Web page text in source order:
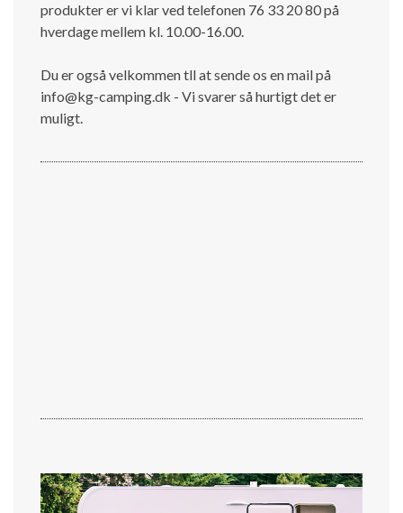
produkter er vi klar ved telefonen 76 33 20 80 på
hverdage mellem kl. 10.00-16.00.
Du er også velkommen tll at sende os en mail på
info@kg-camping.dk - Vi svarer så hurtigt det er
muligt.